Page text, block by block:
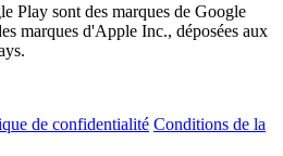
Play sont des marques de Google
marques d'Apple Inc., déposées aux
de confidentialité Conditions de la